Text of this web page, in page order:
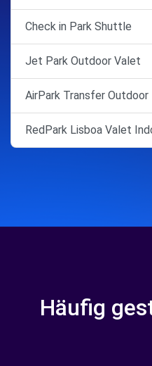
Check in Park Shuttle
Jet Park Outdoor Valet
AirPark Transfer Outdoor
RedPark Lisboa Valet
Häufig